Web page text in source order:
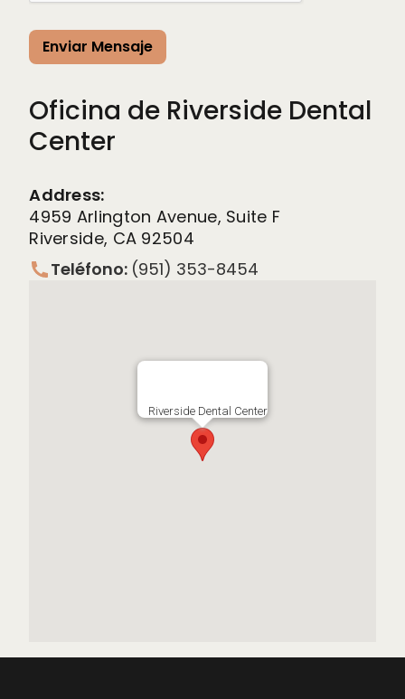
Oficina de Riverside Dental
Center
Address:
4959 Arlington Avenue, Suite F
Riverside, CA 92504
Teléfono: (951) 353-8454
Riverside Dental Center